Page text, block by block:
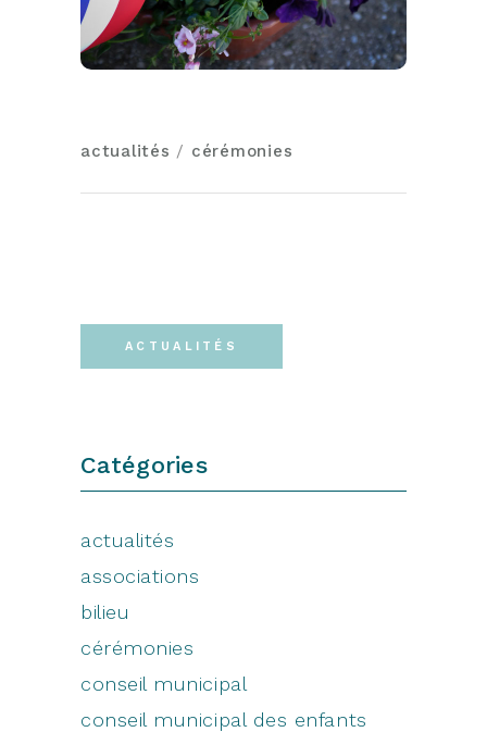
actualités / cérémonies
ACTUALITÉS
Catégories
actualités
associations
bilieu
cérémonies
conseil municipal
conseil municipal des enfants